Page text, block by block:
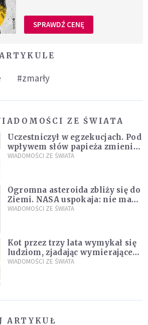
SPRAWDŹ CENĘ
#zmarły
ZE ŚWIATA
Uczestniczył w egzekucjach. Pod
wpływem słów papieża zmienił
zdanie
WIADOMOŚCI ZE ŚWIATA
Ogromna asteroida zbliży się do
Ziemi. NASA uspokaja: nie ma
zagrożenia
WIADOMOŚCI ZE ŚWIATA
Kot przez trzy lata wymykał się
ludziom, zjadając wymierające
kaczki. W końcu popełnił
WIADOMOŚCI ZE ŚWIATA
ARTYKUŁ